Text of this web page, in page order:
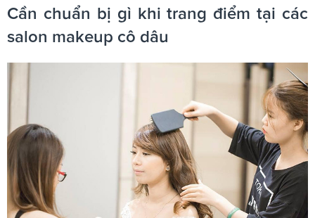
Cần chuẩn bị gì khi trang điểm tại các
salon makeup cô dâu